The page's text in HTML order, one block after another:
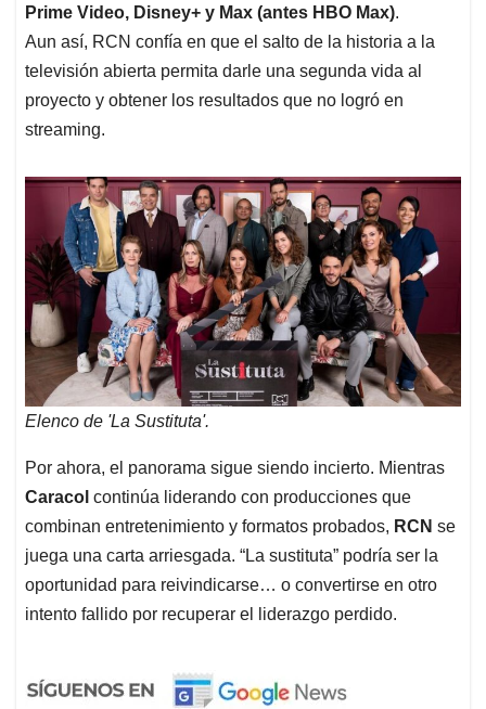
Prime Video, Disney+ y Max (antes HBO Max).
Aun así, RCN confía en que el salto de la historia a la
televisión abierta permita darle una segunda vida al
proyecto y obtener los resultados que no logró en
streaming.
Elenco de 'La Sustituta'.
Por ahora, el panorama sigue siendo incierto. Mientras
Caracol continúa liderando con producciones que
combinan entretenimiento y formatos probados, RCN se
juega una carta arriesgada. “La sustituta” podría ser la
oportunidad para reivindicarse… o convertirse en otro
intento fallido por recuperar el liderazgo perdido.